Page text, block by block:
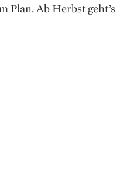
Plan. Ab Herbst geht’s